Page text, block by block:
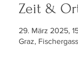
Zeit &
29. März 2025,
Graz,